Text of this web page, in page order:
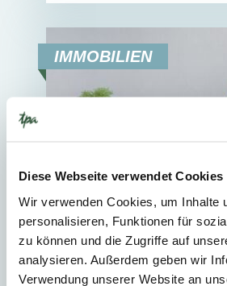
Diese Webseite verwendet Cookies
Wir verwenden Cookies, um Inhalte
personalisieren, Funktionen für
zu können und die Zugriffe auf
analysieren. Außerdem geben wir
Verwendung unserer Website an
IMMOBILIEN
22. Juni 2026 News
4 Min. Reading Time